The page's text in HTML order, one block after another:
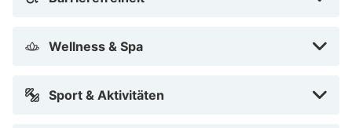
den Sonnenuntergang über dem Rhein und die
jetzt im August 2026 schon ab 199 €.
Wellness & Spa
Sport & Aktivitäten